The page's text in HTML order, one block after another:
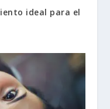
ideal para el